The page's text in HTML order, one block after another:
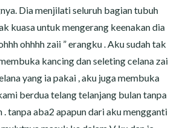
Dia menjilati seluruh bagian tubuh
kuasa untuk mengerang keenakan dia
ohhhh zaii ” erangku . Aku sudah tak
kancing dan seleting celana zai
yang ia pakai , aku juga membuka
berdua telang telanjang bulan tanpa
. tanpa aba2 apapun dari aku mengganti